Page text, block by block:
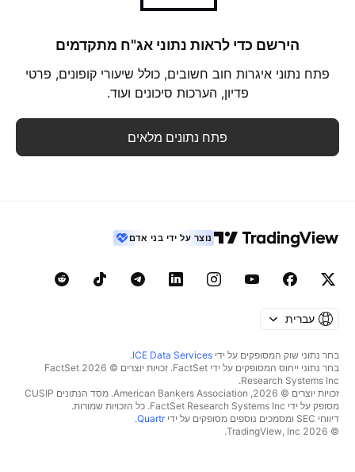
הירשם כדי לראות נתוני אג"ח מתקדמים
פתח נתוני איגרות חוב חשובים, כולל שיעורי קופונים, פרטי
פדיון, הערכות סיכונים ועוד.
פתח נתונים מלאים
נוצר על ידי בני אדם
עברית
בחר נתוני שוק המסופקים על ידי ICE Data Services
.
בחר נתוני ייחוס המסופקים על ידי FactSet. זכויות יוצרים © 2026 ‏FactSet
Research Systems Inc.‏
זכויות יוצרים © 2026, ‏American Bankers Association. מסד הנתונים CUSIP
מסופק על ידי FactSet Research Systems Inc. כל הזכויות שמורות.
דיווחי SEC ומסמכים נוספים מסופקים על ידי
Quartr
.
© 2026 ‏TradingView, Inc.‏